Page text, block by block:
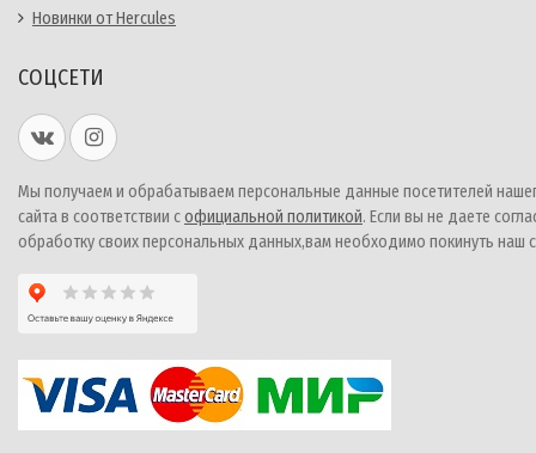
Новинки от Hercules
СОЦСЕТИ
Мы получаем и обрабатываем персональные данные посетителей
сайта в соответствии софициальной политикой. Если вы не даете
обработку своих персональных данных,вам необходимо покинуть наш